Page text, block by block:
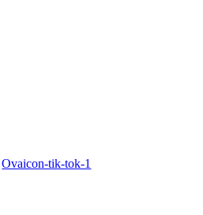
Ovaicon-tik-tok-1